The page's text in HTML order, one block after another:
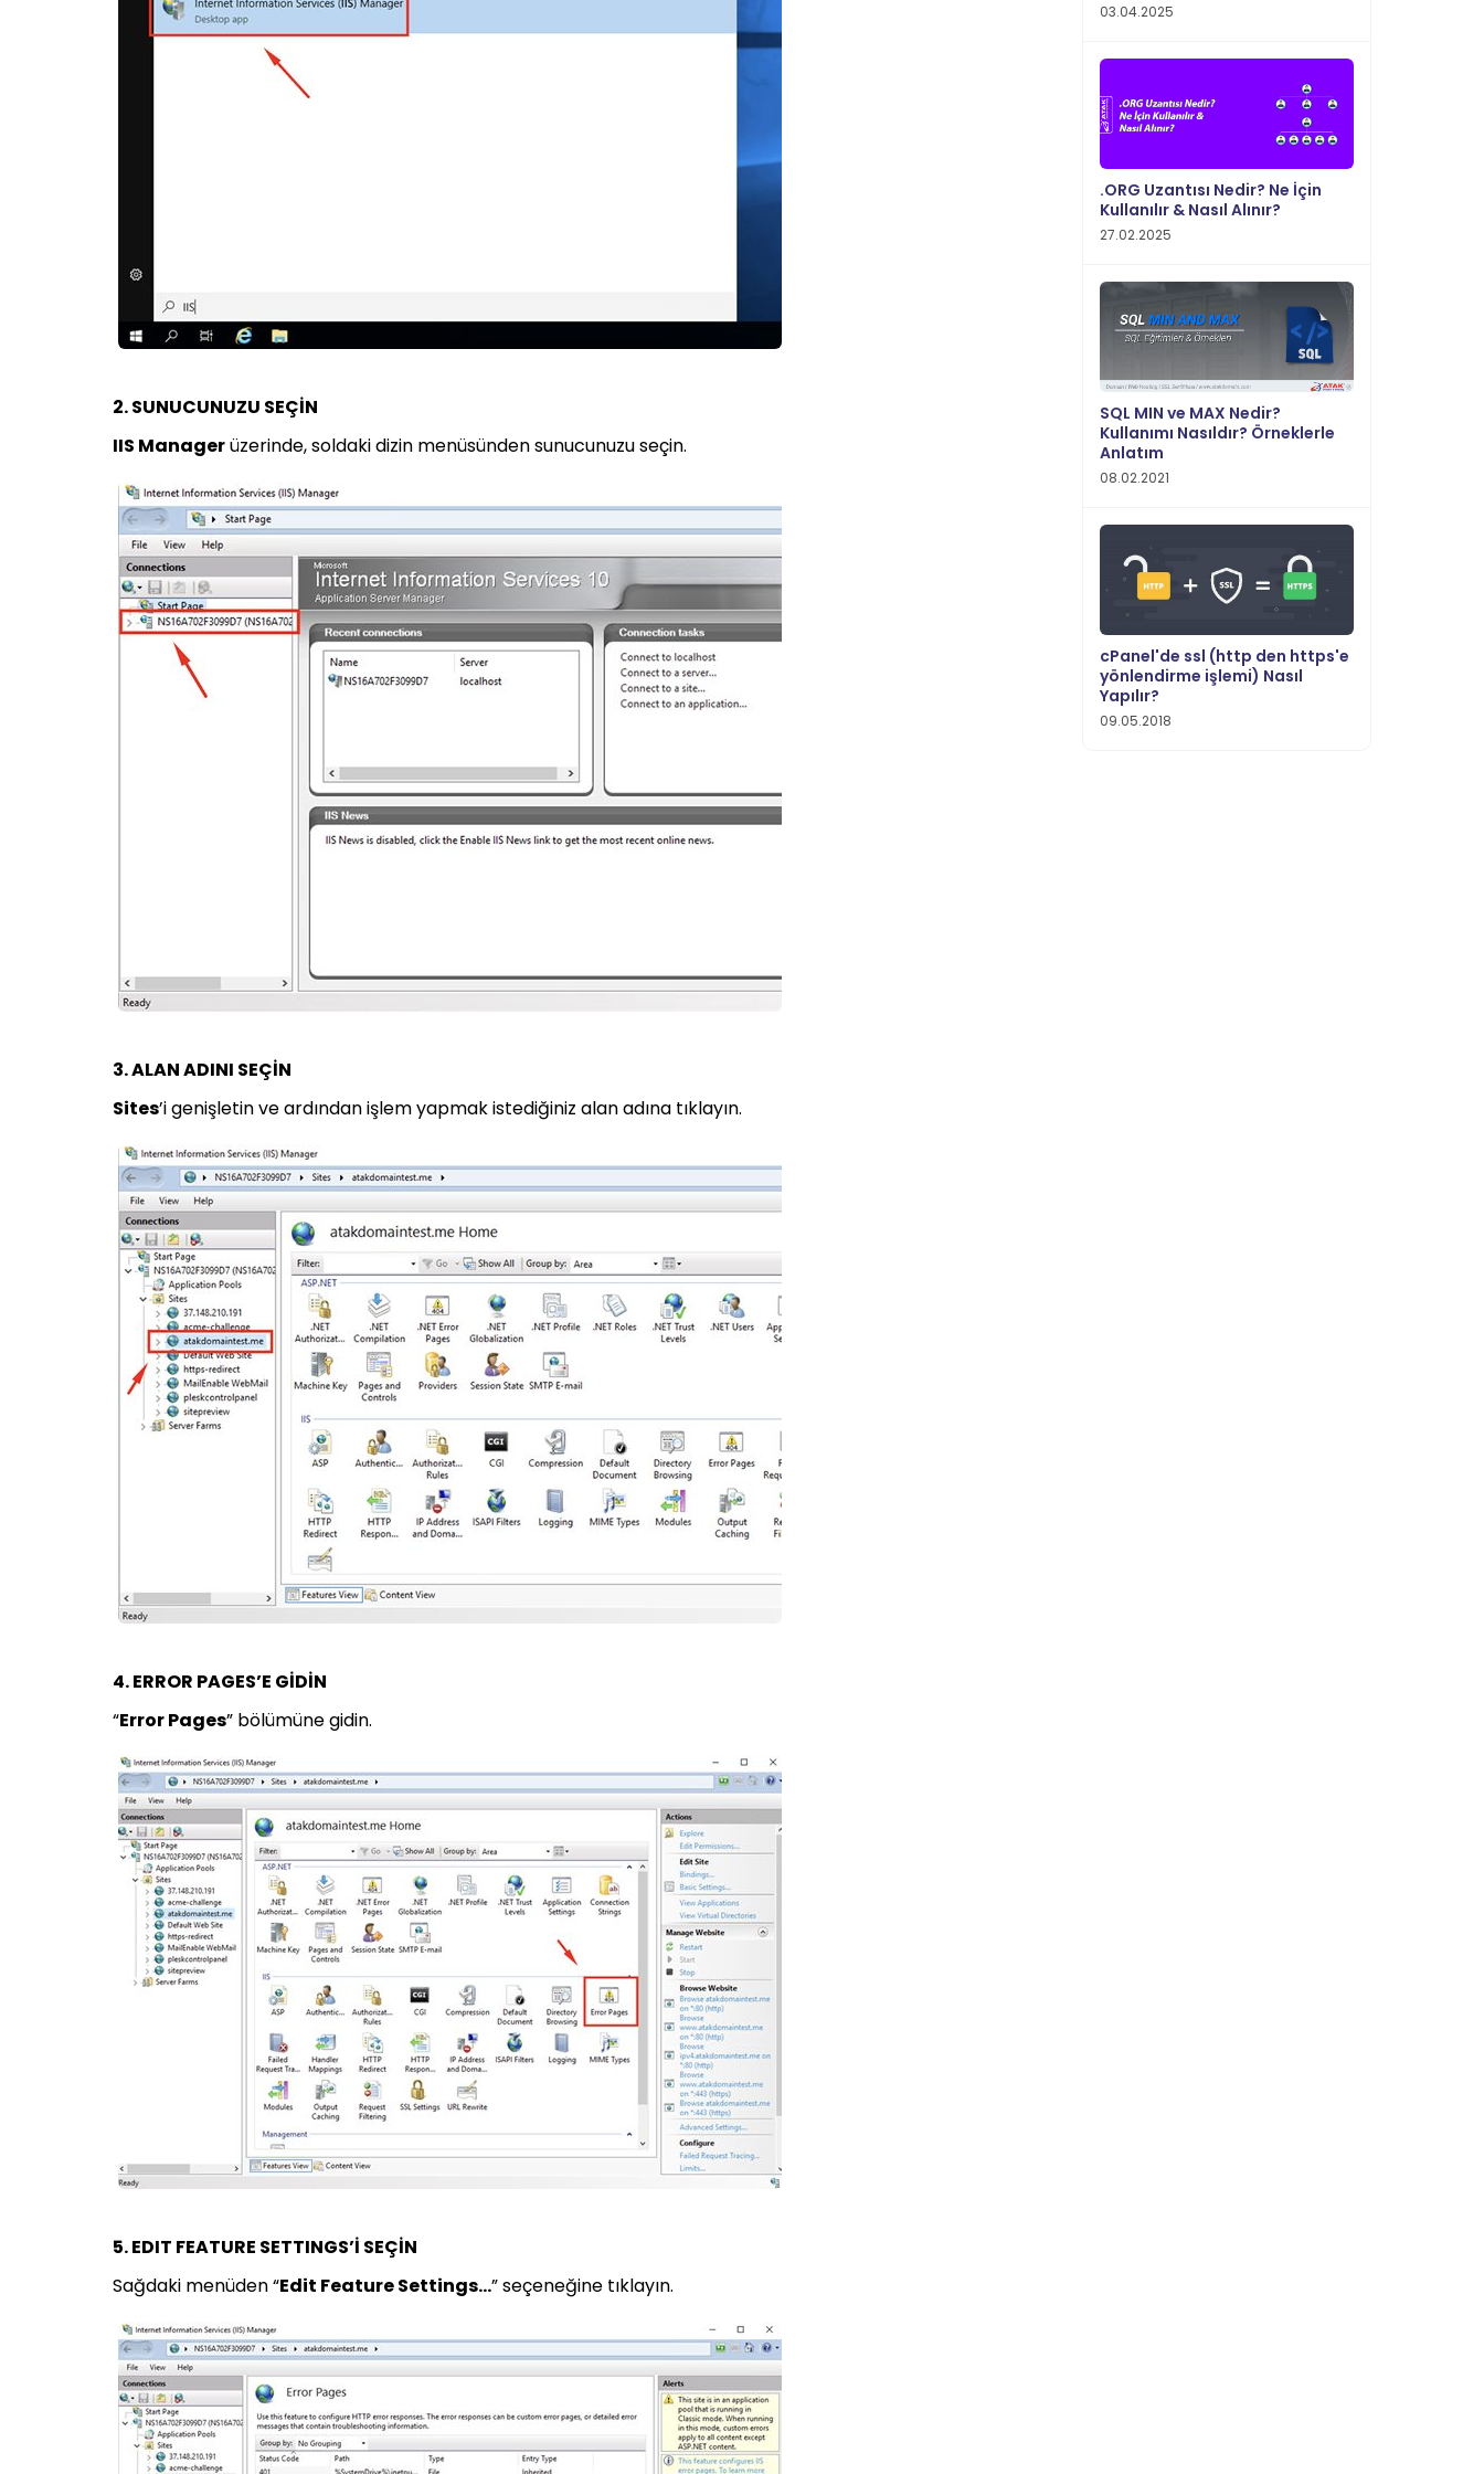
2. SUNUCUNUZU SEÇİN
IIS Managerüzerinde, soldaki dizin menüsünden sunucunuzu seçin.
3. ALAN ADINI SEÇİN
Sites’i genişletin ve ardından işlem yapmak istediğiniz alan adına tıklayın.
4. ERROR PAGES’E GİDİN
“Error Pages” bölümüne gidin.
5. EDIT FEATURE SETTINGS’İ SEÇİN
Sağdaki menüden “Edit Feature Settings…” seçeneğine tıklayın.
03.04.2025
.ORG Uzantısı Nedir? Ne İçin
Kullanılır & Nasıl Alınır?
27.02.2025
SQL MIN ve MAX Nedir?
Kullanımı Nasıldır? Örneklerle
Anlatım
08.02.2021
cPanel'de ssl (http den https'e
yönlendirme işlemi) Nasıl
Yapılır?
09.05.2018